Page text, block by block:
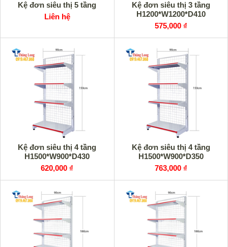
Kệ đơn siêu thị 5 tầng
Liên hệ
Kệ đơn siêu thị 3 tầng
H1200*W1200*D410
575,000 ₫
Kệ đơn siêu thị 4 tầng
H1500*W900*D430
620,000 ₫
Kệ đơn siêu thị 4 tầng
H1500*W900*D350
763,000 ₫